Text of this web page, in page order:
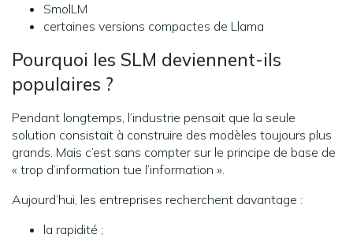
SmolLM
certaines versions compactes de Llama
Pourquoi les SLM deviennent-ils
populaires ?
Pendant longtemps, l’industrie pensait que la seule
solution consistait à construire des modèles toujours plus
grands. Mais c’est sans compter sur le principe de base de
« trop d’information tue l’information ».
Aujourd’hui, les entreprises recherchent davantage :
la rapidité ;